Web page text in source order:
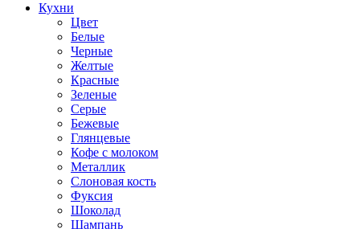
Кухни
Цвет
Белые
Черные
Желтые
Красные
Зеленые
Серые
Бежевые
Глянцевые
Кофе с молоком
Металлик
Слоновая кость
Фуксия
Шоколад
Шампань